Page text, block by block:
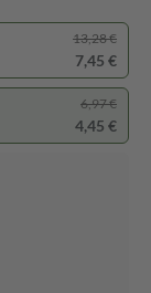
13,28 €
7,45 €
6,97 €
4,45 €